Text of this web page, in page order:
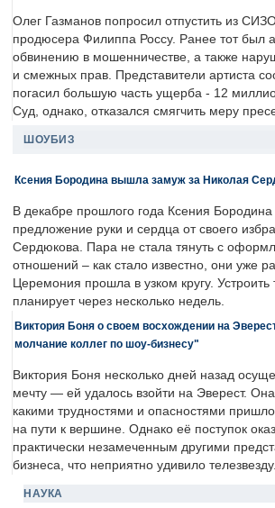
Олег Газманов попросил отпустить из
продюсера Филиппа Россу. Ранее тот был
обвинению в мошенничестве, а также
и смежных прав. Представители артиста
погасил большую часть ущерба - 12
Суд, однако, отказался смягчить меру
ШОУБИЗ
Ксения Бородина вышла замуж за Николая
В декабре прошлого года Ксения
предложение руки и сердца от своего
Сердюкова. Пара не стала тянуть с
отношений – как стало известно, они уже
Церемония прошла в узком кругу. Устроить
планирует через несколько недель.
Виктория Боня о своем восхождении на
молчание коллег по шоу-бизнесу"
Виктория Боня несколько дней назад
мечту — ей удалось взойти на Эверест.
какими трудностями и опасностями
на пути к вершине. Однако её поступок
практически незамеченным другими
бизнеса, что неприятно удивило телезвезду.
НАУКА